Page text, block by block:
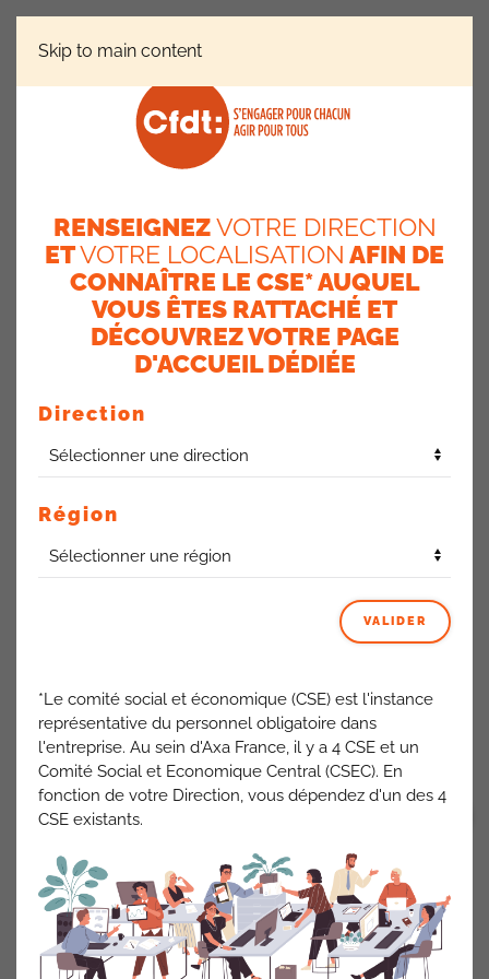
Skip to main content
RÉGION SUD-OUEST
PROXIMITÉ (RP) PA OCTOBRE 2023 DU SUD OUEST
INSTANCE DE PROXIMITÉ
(RP) PA OCTOBRE 2023 DU
SUD OUEST
23 octobre 2023
Le nouveau prestataire Sodexo est en place depuis
fin septembre. Les collègues notent pour la plupart une
des tarifs.
Balma: Le RIE de Balma reste géré par Eurest.
ACTUALITÉS AXA FRANCE
PRÉCÉDENT SUIVANT
RENSEIGNEZVOTRE DIRECTION
ETVOTRE LOCALISATION AFIN DE
CONNAÎTRE LE CSE* AUQUEL
VOUS ÊTES RATTACHÉ ET
DÉCOUVREZ VOTRE PAGE
D'ACCUEIL DÉDIÉE
Direction
Région
VALIDER
*Le comité social et économique (CSE) est l'instance
représentative du personnel obligatoire dans
l'entreprise. Au sein d'Axa France, il y a 4 CSE et un
Comité Social et Economique Central (CSEC). En
fonction de votre Direction, vous dépendez d'un des 4
CSE existants.